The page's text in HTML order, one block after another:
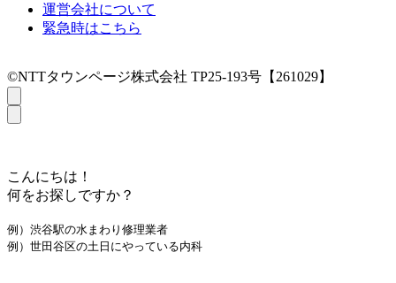
運営会社について
緊急時はこちら
©NTTタウンページ株式会社 TP25-193号【261029】
こんにちは！
何をお探しですか？
例）渋谷駅の水まわり修理業者
例）世田谷区の土日にやっている内科